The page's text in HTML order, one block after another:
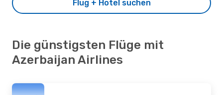
Flug + Hotel suchen
Die günstigsten Flüge mit
Azerbaijan Airlines